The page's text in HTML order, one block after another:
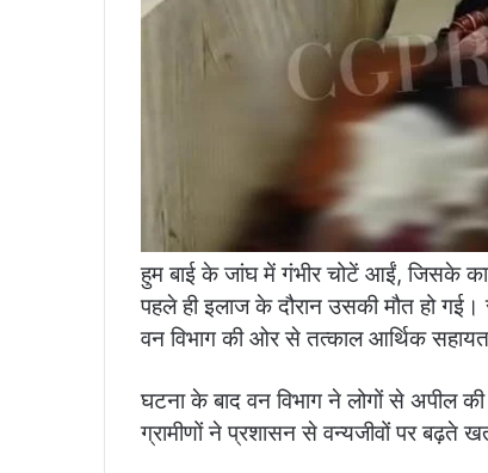
हुम बाई के जांघ में गंभीर चोटें आईं, जिसके
पहले ही इलाज के दौरान उसकी मौत हो
वन विभाग की ओर से तत्काल आर्थिक
घटना के बाद वन विभाग ने लोगों से अपील
ग्रामीणों ने प्रशासन से वन्यजीवों पर बढ़ते